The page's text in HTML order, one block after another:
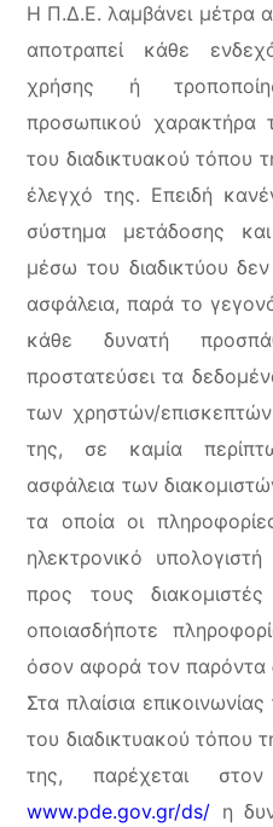
Η Π.Δ.Ε. λαμβάνει μέτρα
αποτραπεί κάθε
χρήσης ή
προσωπικού χαρακτήρα
του διαδικτυακού τόπου
έλεγχό της. Επειδή
σύστημα μετάδοσης
μέσω του διαδικτύου
ασφάλεια, παρά το
κάθε δυνατή
προστατεύσει τα
των χρηστών/
της, σε καμία
ασφάλεια των
τα οποία οι
ηλεκτρονικό
προς τους
οποιασδήποτε
όσον αφορά τον παρόντα
Στα πλαίσια
του διαδικτυακού τόπου
της, παρέχεται
www.pde.gov.gr/ds/ η